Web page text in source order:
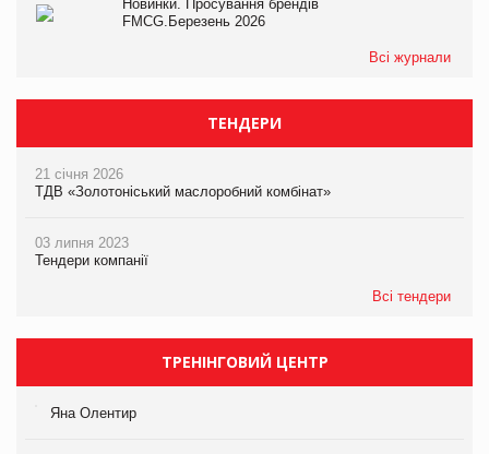
Новинки. Просування брендів
FMCG.Березень 2026
Всі журнали
ТЕНДЕРИ
21 січня 2026
ТДВ «Золотоніський маслоробний комбінат»
03 липня 2023
Тендери компанії
Всі тендери
ТРЕНІНГОВИЙ ЦЕНТР
Яна Олентир